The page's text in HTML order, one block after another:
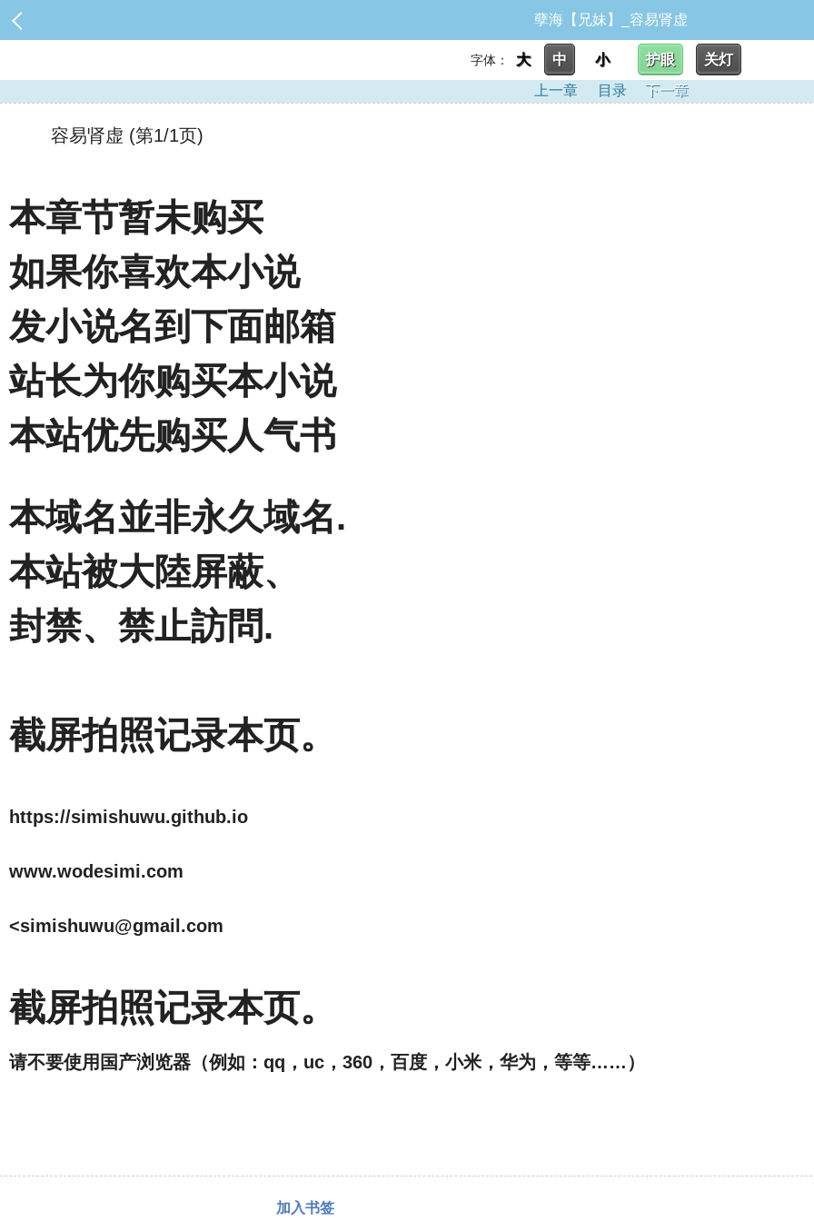
孽海【兄妹】_容易肾虚
字体： 大 中 小 护眼
关灯
上一章
目录 下一章
容易肾虚 (第1/1页)
本章节暂未购买
如果你喜欢本小说
发小说名到下面邮箱
站长为你购买本小说
本站优先购买人气书
本域名並非永久域名.
本站被大陸屏蔽、
封禁、禁止訪問.
截屏拍照记录本页。
https://simishuwu.github.io
www.wodesimi.com
<simishuwu@gmail.com
截屏拍照记录本页。
请不要使用国产浏览器（例如：qq，uc，360，百度，小米，华为，等等……）
加入书签